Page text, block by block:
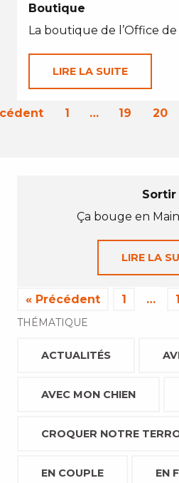
Boutique
La boutique de l’Office
LIRE LA SUITE
1 … 19 20
Sortir
Ça bouge en
LIRE LA
« Précédent 1 …
THÉMATIQUE
ACTUALITÉS
AVEC MON CHIEN
CROQUER NOTRE
EN COUPLE EN